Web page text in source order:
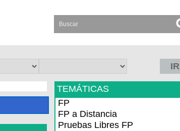
IR
TEMÁTICAS
FP
FP a Distancia
Pruebas Libres FP